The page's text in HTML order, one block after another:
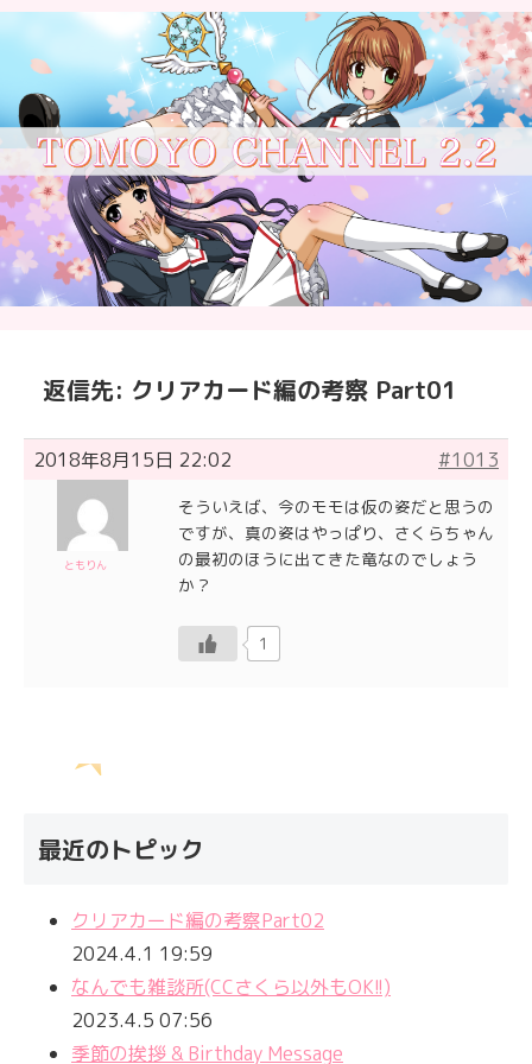
返信先: クリアカード編の考察 Part01
2018年8月15日 22:02 #1013
ともりん
そういえば、今のモモは仮の姿だと思うの
ですが、真の姿はやっぱり、さくらちゃん
の最初のほうに出てきた竜なのでしょう
か？
1
最近のトピック
クリアカード編の考察Part02
2024.4.1 19:59
なんでも雑談所(CCさくら以外もOK!!)
2023.4.5 07:56
季節の挨拶 & Birthday Message